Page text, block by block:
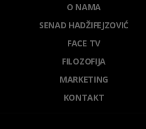
O NAMA
SENAD HADŽIFEJZOVIĆ
FACE TV
FILOZOFIJA
MARKETING
KONTAKT